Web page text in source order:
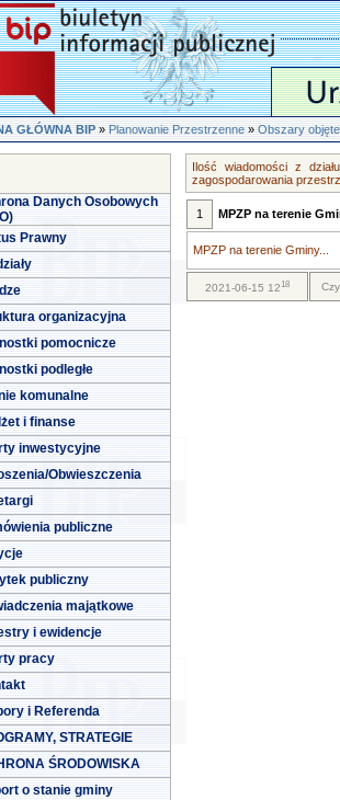
GŁÓWNA BIP»Planowanie Przestrzenne»Obszary
Danych Osobowych
Prawny
organizacyjna
pomocnicze
podległe
komunalne
i finanse
inwestycyjne
Obwieszczenia
publiczne
publiczny
majątkowe
i ewidencje
pracy
i Referenda
STRATEGIE
ŚRODOWISKA
o stanie gminy
Ilość wiadomości z
zagospodarowania
1 MPZP na terenie
MPZP na terenie Gminy...
2021-06-15 1218